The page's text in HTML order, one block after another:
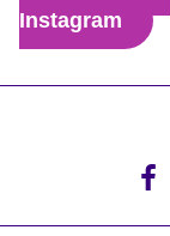
Instagram
